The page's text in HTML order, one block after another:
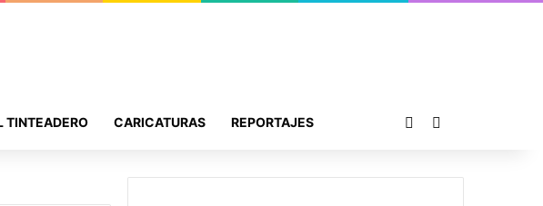
TINTEADERO CARICATURAS REPORTAJES Publicación al azar